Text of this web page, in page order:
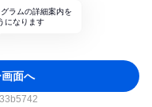
ラムの詳細案内を
になります
面へ